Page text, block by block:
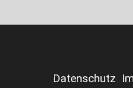
Datenschutz